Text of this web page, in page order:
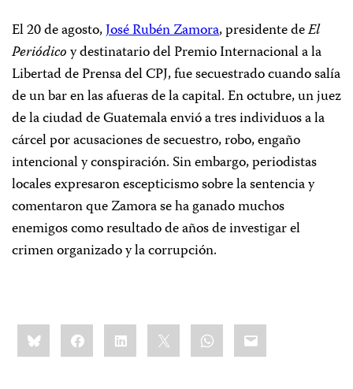
El 20 de agosto,José Rubén Zamora, presidente deEl
Periódicoy destinatario del Premio Internacional a la
Libertad de Prensa del CPJ, fue secuestrado cuando salía
de un bar en las afueras de la capital. En octubre, un juez
de la ciudad de Guatemala envió a tres individuos a la
cárcel por acusaciones de secuestro, robo, engaño
intencional y conspiración. Sin embargo, periodistas
locales expresaron escepticismo sobre la sentencia y
comentaron que Zamora se ha ganado muchos
enemigos como resultado de años de investigar el
crimen organizado y la corrupción.
Share
this:BlueskyFacebookLinkedIn WhatsApp
Email